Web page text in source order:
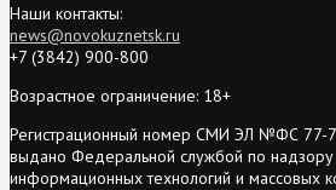
Наши контакты:
news@novokuznetsk.ru
+7 (3842) 900-800
Возрастное ограничение: 18+
Регистрационный номер СМИ ЭЛ №ФС 77-
выдано Федеральной службой по надзору
информационных технологий и массовых